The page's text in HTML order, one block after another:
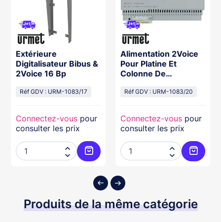
au panier
Extérieure
Digitalisateur Bibus &
2Voice 16 Bp
Réf GDV : URM-1083/17
Connectez-vous pour
consulter les prix


Ajouter au panier
Alimentation 2Voice
Pour Platine Et
Colonne De
Rail Din 10M
Réf GDV : URM-1083/20
Connectez-vous pour
consulter les prix


Produits de la même catégorie